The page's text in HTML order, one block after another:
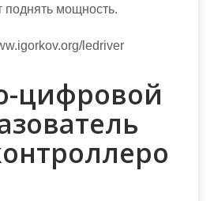
поднять мощность.
ledriver
цифровой